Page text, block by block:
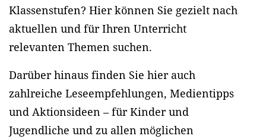
Klassenstufen? Hier können Sie gezielt nach
aktuellen und für Ihren Unterricht
relevanten Themen suchen.
Darüber hinaus finden Sie hier auch
zahlreiche Leseempfehlungen, Medientipps
und Aktionsideen – für Kinder und
Jugendliche und zu allen möglichen